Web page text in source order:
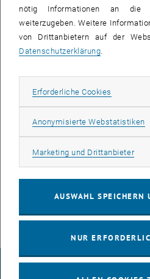
Forschungsförderungen
Publikationen (peer-reviewed)
Preprints
Thesis
Vorträge
Posters
nötig Informationen an die
weiterzugeben. Weitere
von Drittanbietern auf der
Datenschutzerklärung.
Erforderliche Cookies
Anonymisierte Webstatistiken
Marketing und Drittanbieter
AUSWAHL SPEICHERN
NUR